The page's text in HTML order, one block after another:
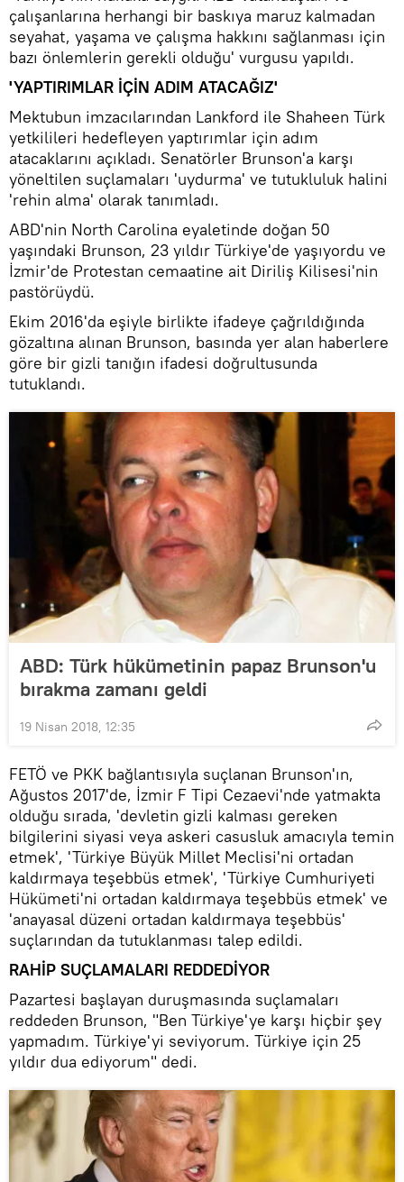
çalışanlarına herhangi bir baskıya maruz kalmadan
seyahat, yaşama ve çalışma hakkını sağlanması için
bazı önlemlerin gerekli olduğu' vurgusu yapıldı.
'YAPTIRIMLAR İÇİN ADIM ATACAĞIZ'
Mektubun imzacılarından Lankford ile Shaheen Türk
yetkilileri hedefleyen yaptırımlar için adım
atacaklarını açıkladı. Senatörler Brunson'a karşı
yöneltilen suçlamaları 'uydurma' ve tutukluluk halini
'rehin alma' olarak tanımladı.
ABD'nin North Carolina eyaletinde doğan 50
yaşındaki Brunson, 23 yıldır Türkiye'de yaşıyordu ve
İzmir'de Protestan cemaatine ait Diriliş Kilisesi'nin
pastörüydü.
Ekim 2016'da eşiyle birlikte ifadeye çağrıldığında
gözaltına alınan Brunson, basında yer alan haberlere
göre bir gizli tanığın ifadesi doğrultusunda
tutuklandı.
ABD: Türk hükümetinin papaz Brunson'u
bırakma zamanı geldi
19 Nisan 2018, 12:35
FETÖ ve PKK bağlantısıyla suçlanan Brunson'ın,
Ağustos 2017'de, İzmir F Tipi Cezaevi'nde yatmakta
olduğu sırada, 'devletin gizli kalması gereken
bilgilerini siyasi veya askeri casusluk amacıyla temin
etmek', 'Türkiye Büyük Millet Meclisi'ni ortadan
kaldırmaya teşebbüs etmek', 'Türkiye Cumhuriyeti
Hükümeti'ni ortadan kaldırmaya teşebbüs etmek' ve
'anayasal düzeni ortadan kaldırmaya teşebbüs'
suçlarından da tutuklanması talep edildi.
RAHİP SUÇLAMALARI REDDEDİYOR
Pazartesi başlayan duruşmasında suçlamaları
reddeden Brunson, "Ben Türkiye'ye karşı hiçbir şey
yapmadım. Türkiye'yi seviyorum. Türkiye için 25
yıldır dua ediyorum" dedi.